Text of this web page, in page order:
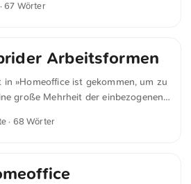
abschaffen. Das geht aus einer
hervor, die dem
das Arbeiten von zu Hause
67 Wörter
Arbeitsformen
»Homeoffice ist gekommen, um zu
große Mehrheit der einbezogenen
sektorübergreifend noch
rechnen lediglich 4 Prozent. 33
· 68 Wörter